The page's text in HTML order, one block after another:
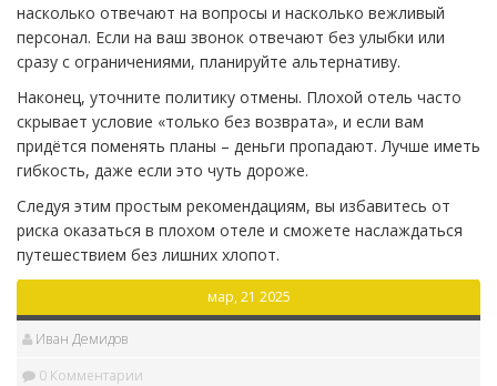
насколько отвечают на вопросы и насколько вежливый
персонал. Если на ваш звонок отвечают без улыбки или
сразу с ограничениями, планируйте альтернативу.
Наконец, уточните политику отмены. Плохой отель часто
скрывает условие «только без возврата», и если вам
придётся поменять планы – деньги пропадают. Лучше иметь
гибкость, даже если это чуть дороже.
Следуя этим простым рекомендациям, вы избавитесь от
риска оказаться в плохом отеле и сможете наслаждаться
путешествием без лишних хлопот.
мар, 21 2025
Иван Демидов
0 Комментарии